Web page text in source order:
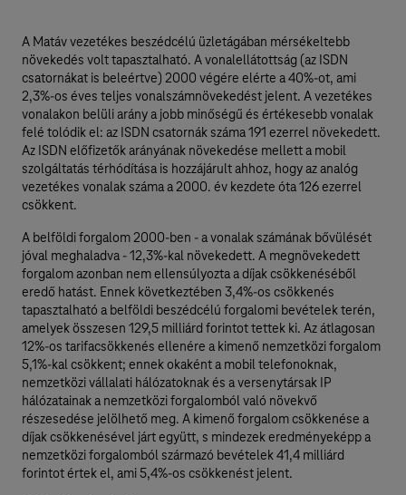
A Matáv vezetékes beszédcélú üzletágában mérsékeltebb
növekedés volt tapasztalható. A vonalellátottság (az ISDN
csatornákat is beleértve) 2000 végére elérte a 40%-ot, ami
2,3%-os éves teljes vonalszámnövekedést jelent. A vezetékes
vonalakon belüli arány a jobb minőségű és értékesebb vonalak
felé tolódik el: az ISDN csatornák száma 191 ezerrel növekedett.
Az ISDN előfizetők arányának növekedése mellett a mobil
szolgáltatás térhódítása is hozzájárult ahhoz, hogy az analóg
vezetékes vonalak száma a 2000. év kezdete óta 126 ezerrel
csökkent.
A belföldi forgalom 2000-ben - a vonalak számának bővülését
jóval meghaladva - 12,3%-kal növekedett. A megnövekedett
forgalom azonban nem ellensúlyozta a díjak csökkenéséből
eredő hatást. Ennek következtében 3,4%-os csökkenés
tapasztalható a belföldi beszédcélú forgalomi bevételek terén,
amelyek összesen 129,5 milliárd forintot tettek ki. Az átlagosan
12%-os tarifacsökkenés ellenére a kimenő nemzetközi forgalom
5,1%-kal csökkent; ennek okaként a mobil telefonoknak,
nemzetközi vállalati hálózatoknak és a versenytársak IP
hálózatainak a nemzetközi forgalomból való növekvő
részesedése jelölhető meg. A kimenő forgalom csökkenése a
díjak csökkenésével járt együtt, s mindezek eredményeképp a
nemzetközi forgalomból származó bevételek 41,4 milliárd
forintot értek el, ami 5,4%-os csökkenést jelent.